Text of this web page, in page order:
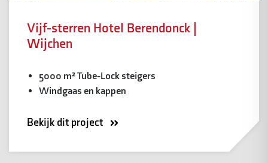
Vijf-sterren Hotel Berendonck |
Wijchen
5000 m² Tube-Lock steigers
Windgaas en kappen
Bekijk dit project